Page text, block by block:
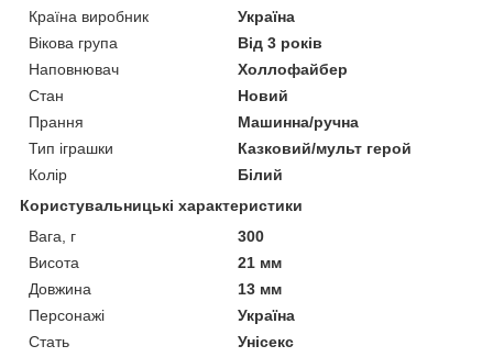
Країна виробник
Україна
Вікова група
Від 3 років
Наповнювач
Холлофайбер
Стан
Новий
Прання
Машинна/ручна
Тип іграшки
Казковий/мульт герой
Колір
Білий
Користувальницькі характеристики
Вага, г
300
Висота
21 мм
Довжина
13 мм
Персонажі
Україна
Стать
Унісекс